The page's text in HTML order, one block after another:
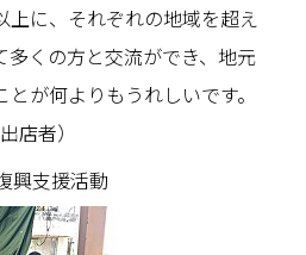
上に、それぞれの地域を超え
多くの方と交流ができ、地元
が何よりもうれしいです。
店者）
興支援活動